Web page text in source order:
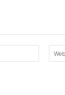
Email:*